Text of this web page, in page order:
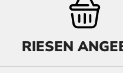
RIESEN